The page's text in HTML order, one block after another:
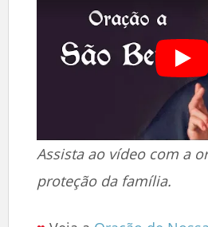
Assista ao vídeo com a
proteção da família.